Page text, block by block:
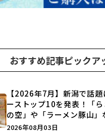
おすすめ記事ピックア
【2026年7月】新潟で話
ーストップ10を発表！「
の空」や「ラーメン豚山」
注目記事をランキングでご
2026年08月03日